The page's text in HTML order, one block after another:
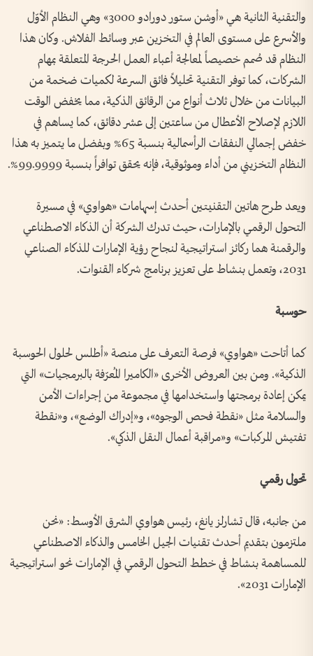
والتقنية الثانية هي «أوشن ستور دورادو 3000» وهي النظام الأوّل
والأسرع على مستوى العالم في التخزين عبر وسائط الفلاش. وكان هذا
النظام قد صُمم خصيصاً لمعالجة أعباء العمل الحرجة المتعلقة بمهام
الشركات، كما توفر التقنية تحليلاً فائق السرعة لكميات ضخمة من
البيانات من خلال ثلاث أنواع من الرقائق الذكية، مما يخفض الوقت
اللازم لإصلاح الأعطال من ساعتين إلى عشر دقائق، كما يساهم في
خفض إجمالي النفقات الرأسمالية بنسبة 65% وبفضل ما يتميز به هذا
النظام التخزيني من أداء وموثوقية، فإنه يحقق توافراً بنسبة 99.9999%.
ويعد طرح هاتين التقنيتين أحدث إسهامات «هواوي» في مسيرة
التحول الرقمي بالإمارات، حيث تدرك الشركة أن الذكاء الاصطناعي
والرقمنة هما ركائز استراتيجية لنجاح رؤية الإمارات للذكاء الصناعي
2031، وتعمل بنشاط على تعزيز برنامج شركاء القنوات.
حوسبة
كما أتاحت «هواوي» فرصة التعرف على منصة «أطلس لحلول الحوسبة
الذكية». ومن بين العروض الأخرى «الكاميرا المُعرّفة بالبرمجيات» التي
يمكن إعادة برمجتها واستخدامها في مجموعة من إجراءات الأمن
والسلامة مثل «نقطة فحص الوجوه»، و«إدراك الوضع»، و«نقطة
تفتيش المركبات» و«مراقبة أعمال النقل الذكي».
تحول رقمي
من جانبه، قال تشارلز يانغ، رئيس هواوي الشرق الأوسط: «نحن
ملتزمون بتقديم أحدث تقنيات الجيل الخامس والذكاء الاصطناعي
للمساهمة بنشاط في خطط التحول الرقمي في الإمارات نحو استراتيجية
الإمارات 2031».